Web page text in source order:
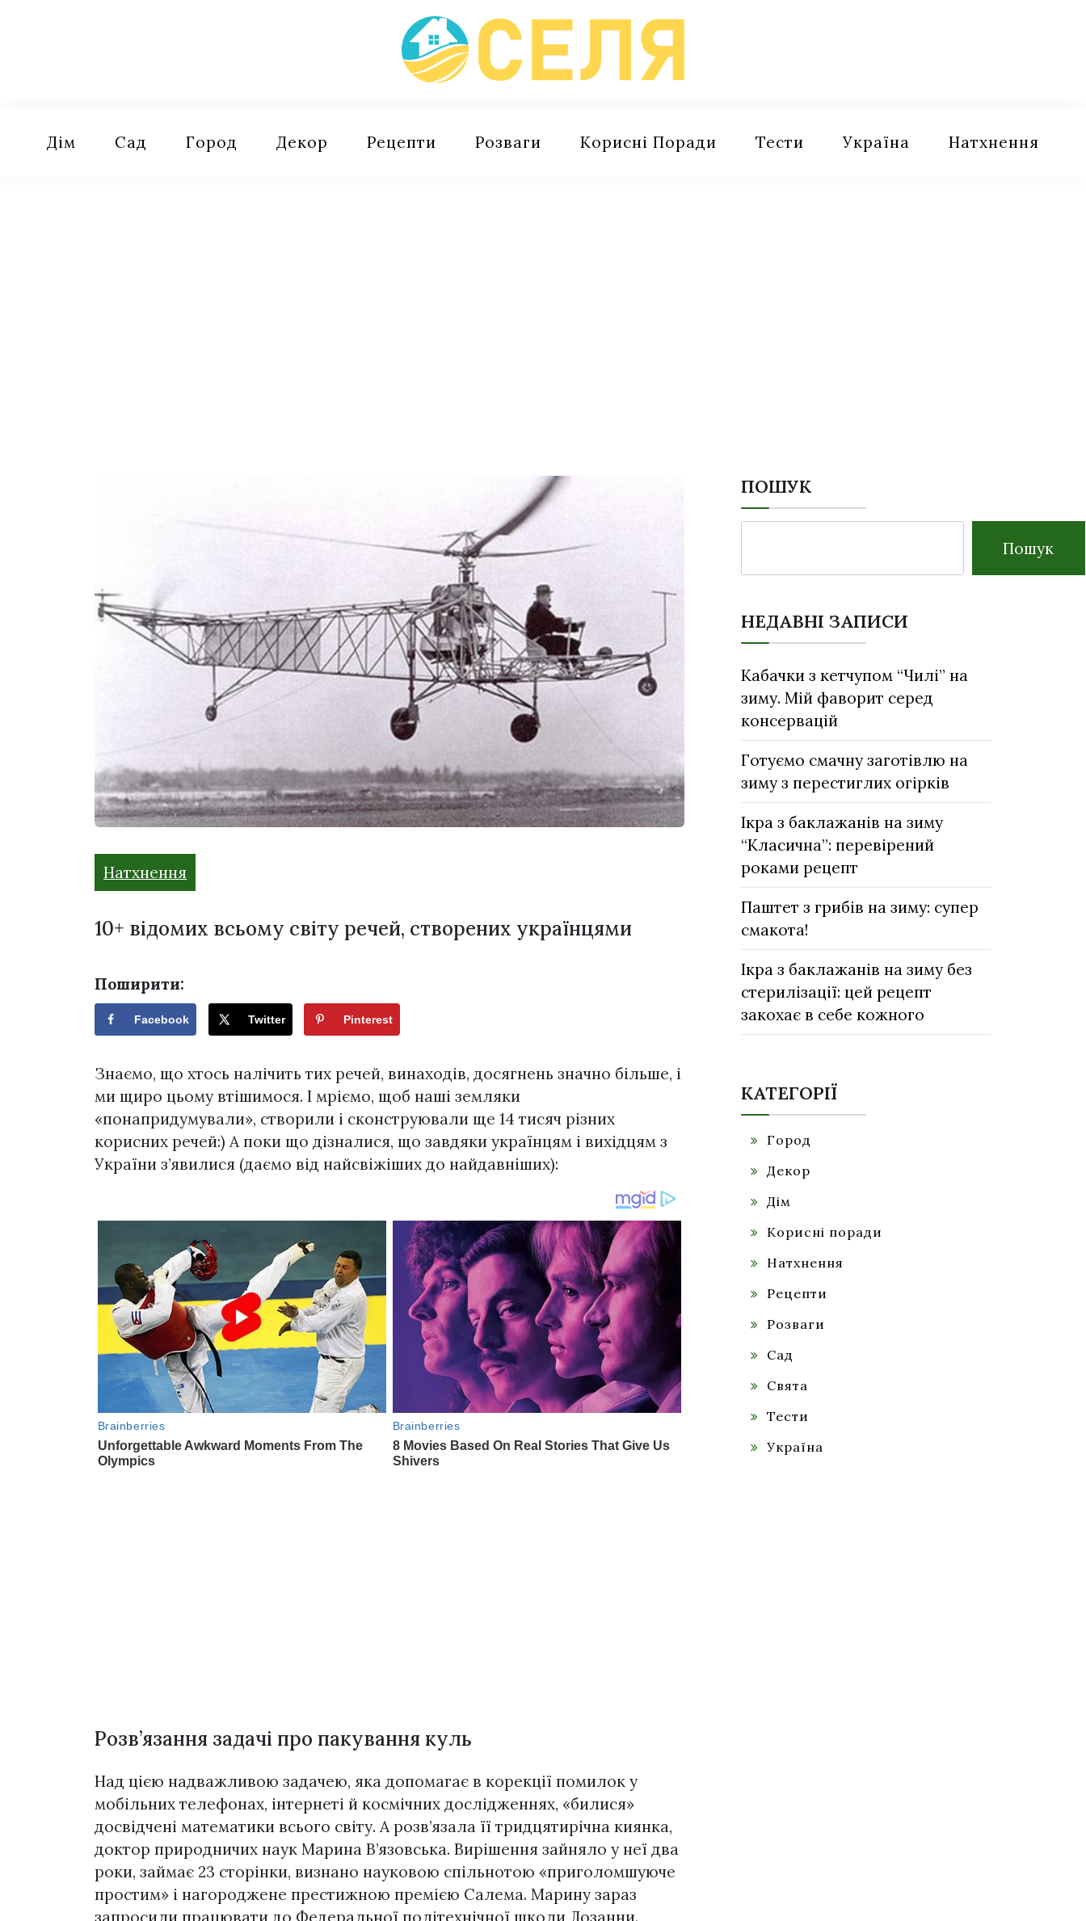
Дім Сад Город Декор Рецепти Розваги Корисні Поради Тести Україна Натхнення
Натхнення
10+ відомих всьому світу речей, створених українцями
Поширити:
Facebook Twitter Pinterest
Знаємо, що хтось налічить тих речей, винаходів, досягнень значно більше, і
ми щиро цьому втішимося. І мріємо, щоб наші земляки
«понапридумували», створили і сконструювали ще 14 тисяч різних
корисних речей:) А поки що дізналися, що завдяки українцям і вихідцям з
України з’явилися (даємо від найсвіжіших до найдавніших):
Розв’язання задачі про пакування куль
Над цією надважливою задачею, яка допомагає в корекції помилок у
мобільних телефонах, інтернеті й космічних дослідженнях, «билися»
досвідчені математики всього світу. А розв’язала її тридцятирічна киянка,
доктор природничих наук Марина В’язовська. Вирішення зайняло у неї два
роки, займає 23 сторінки, визнано науковою спільнотою «приголомшуюче
простим» і нагороджене престижною премією Салема. Марину зараз
ПОШУК
Пошук
НЕДАВНІ ЗАПИСИ
Кабачки з кетчупом “Чилі” на
зиму. Мій фаворит серед
консервацій
Готуємо смачну заготівлю на
зиму з перестиглих огірків
Ікра з баклажанів на зиму
“Класична”: перевірений
роками рецепт
Паштет з грибів на зиму: cупер
смакота!
Ікра з баклажанів на зиму без
стерилізації: цей рецепт
закохає в себе кожного
КАТЕГОРІЇ
Город
Декор
Дім
Корисні поради
Натхнення
Рецепти
Розваги
Сад
Свята
Тести
Україна